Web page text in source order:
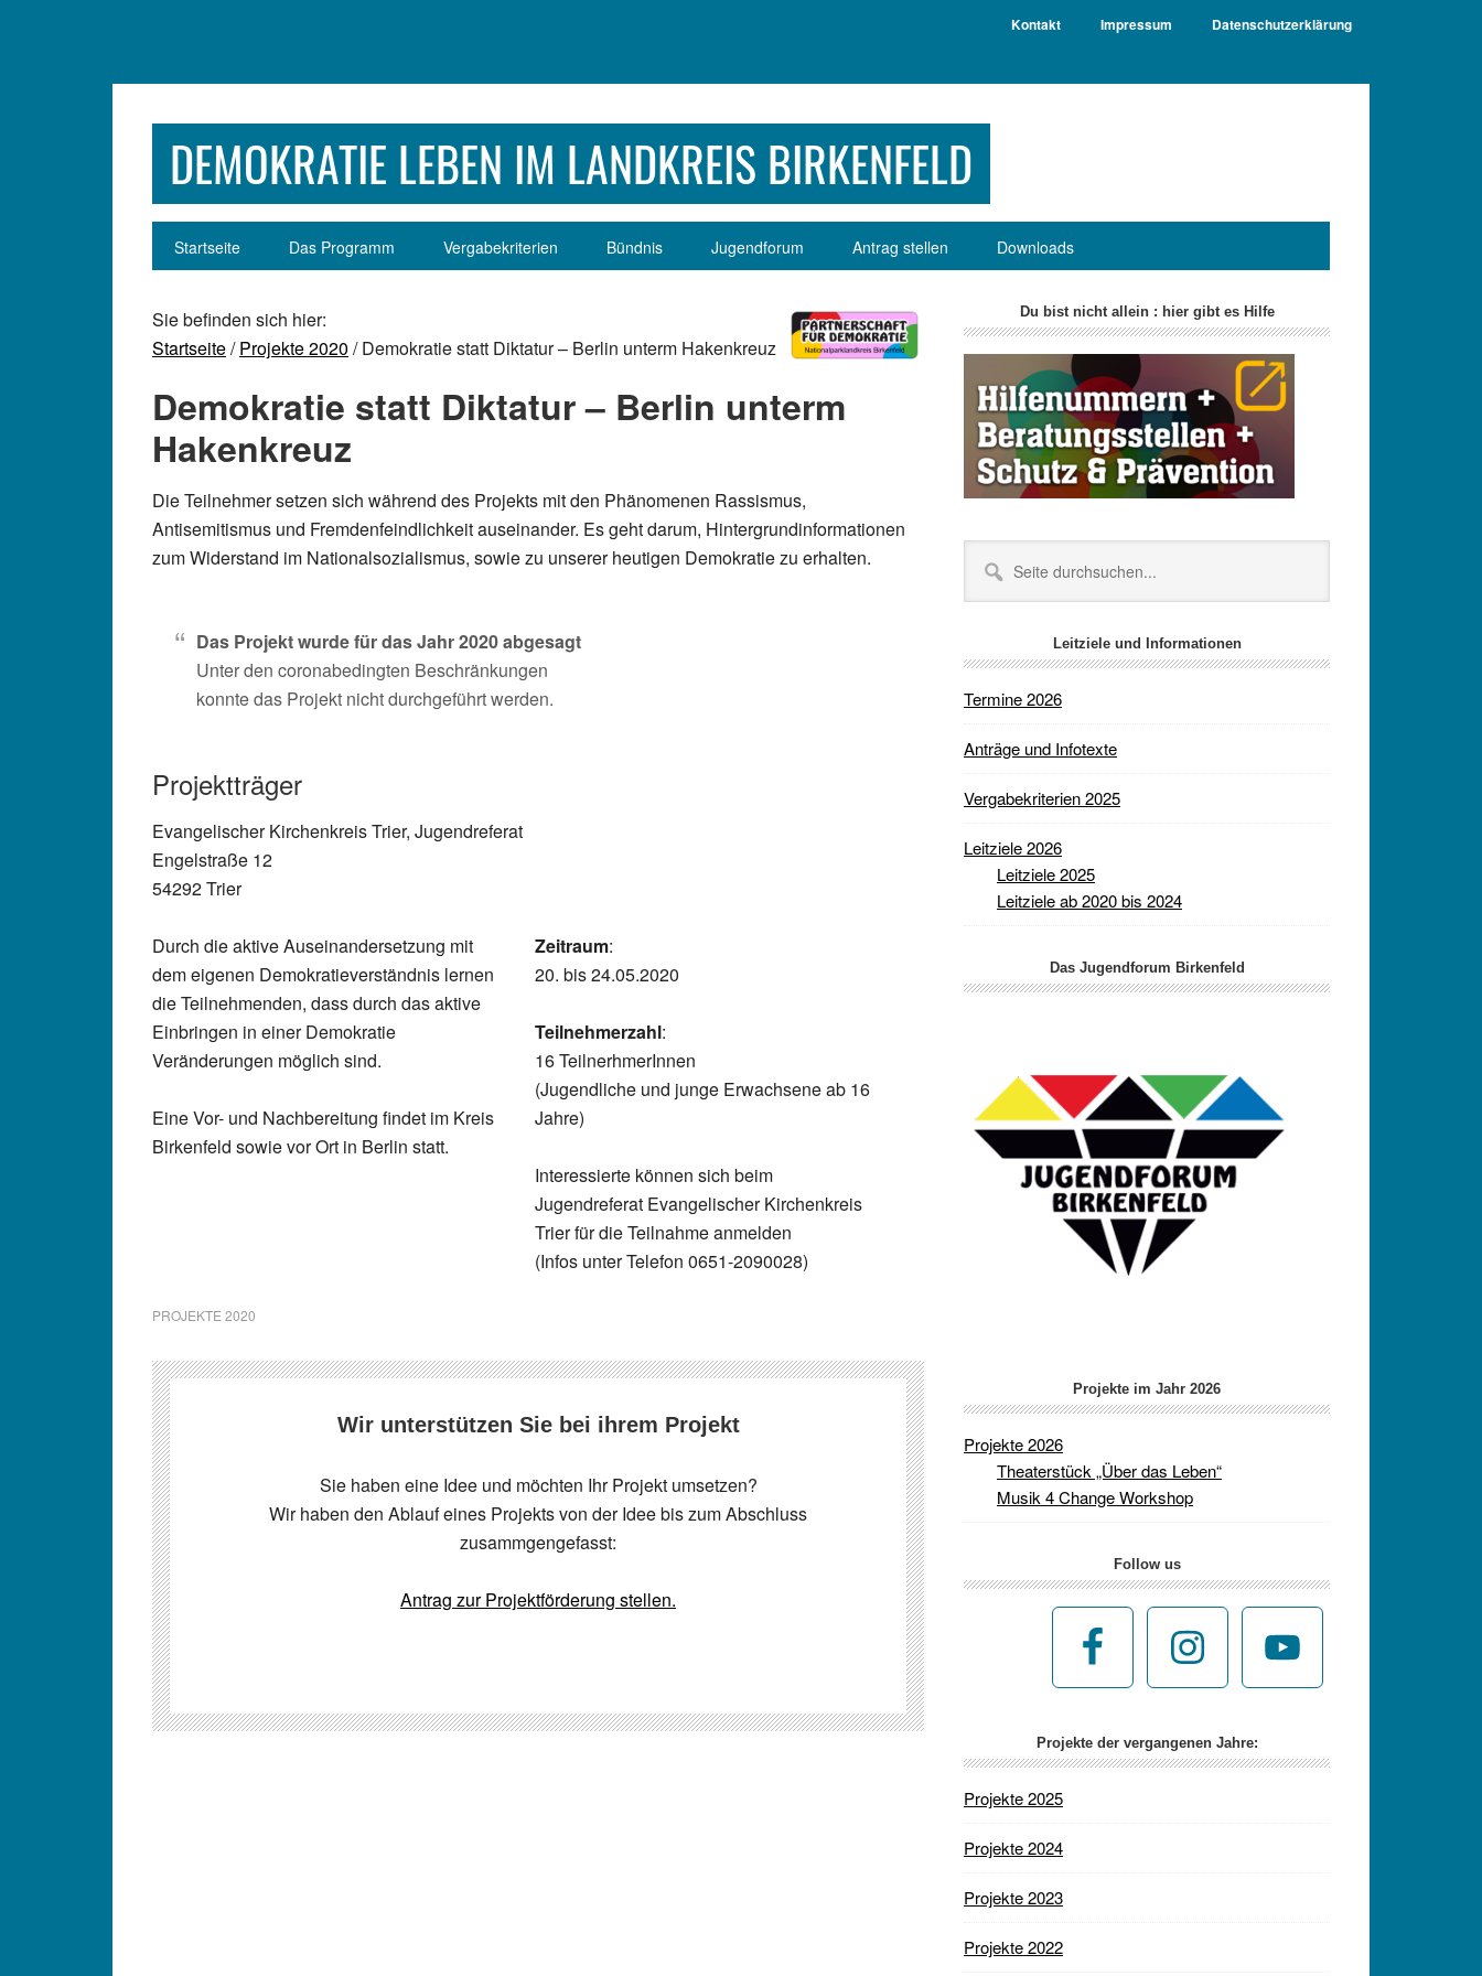
Kontakt Impressum Datenschutzerklärung
DEMOKRATIE LEBEN IM LANDKREIS BIRKENFELD
Startseite Das Programm Vergabekriterien Bündnis Jugendforum Antrag stellen Downloads
Sie befinden sich hier:
Startseite/Projekte 2020 / Demokratie statt Diktatur – Berlin unterm Hakenkreuz
Demokratie statt Diktatur – Berlin unterm
Hakenkreuz
Die Teilnehmer setzen sich während des Projekts mit den Phänomenen Rassismus,
Antisemitismus und Fremdenfeindlichkeit auseinander. Es geht darum, Hintergrundinformationen
zum Widerstand im Nationalsozialismus, sowie zu unserer heutigen Demokratie zu erhalten.
Das Projekt wurde für das Jahr 2020 abgesagt
Unter den coronabedingten Beschränkungen
konnte das Projekt nicht durchgeführt werden.
Projektträger
Evangelischer Kirchenkreis Trier, Jugendreferat
Engelstraße 12
54292 Trier
Durch die aktive Auseinandersetzung mit
dem eigenen Demokratieverständnis lernen
die Teilnehmenden, dass durch das aktive
Einbringen in einer Demokratie
Veränderungen möglich sind.
Eine Vor- und Nachbereitung findet im Kreis
Birkenfeld sowie vor Ort in Berlin statt.
Zeitraum:
20. bis 24.05.2020
Teilnehmerzahl:
16 TeilnerhmerInnen
(Jugendliche und junge Erwachsene ab 16
Jahre)
Interessierte können sich beim
Jugendreferat Evangelischer Kirchenkreis
Trier für die Teilnahme anmelden
(Infos unter Telefon 0651-2090028)
PROJEKTE 2020
Wir unterstützen Sie bei ihrem Projekt
Sie haben eine Idee und möchten Ihr Projekt umsetzen?
Wir haben den Ablauf eines Projekts von der Idee bis zum Abschluss
zusammgengefasst:
Antrag zur Projektförderung stellen.
Seitenspalte
Du bist nicht allein : hier gibt es Hilfe
durchsuchen...
Leitziele und Informationen
Termine 2026
Anträge und Infotexte
Vergabekriterien 2025
Leitziele 2026
Leitziele 2025
Leitziele ab 2020 bis 2024
Das Jugendforum Birkenfeld
Projekte im Jahr 2026
Projekte 2026
Theaterstück „Über das Leben“
Musik 4 Change Workshop
Follow us
Projekte der vergangenen Jahre:
Projekte 2025
Projekte 2024
Projekte 2023
Projekte 2022